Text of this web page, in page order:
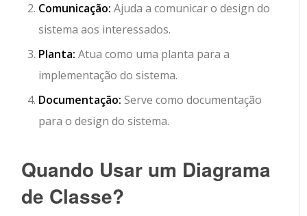
Comunicação: Ajuda a comunicar o design do
sistema aos interessados.
Planta: Atua como uma planta para a
implementação do sistema.
Documentação: Serve como documentação
para o design do sistema.
Quando Usar um Diagrama
de Classe?